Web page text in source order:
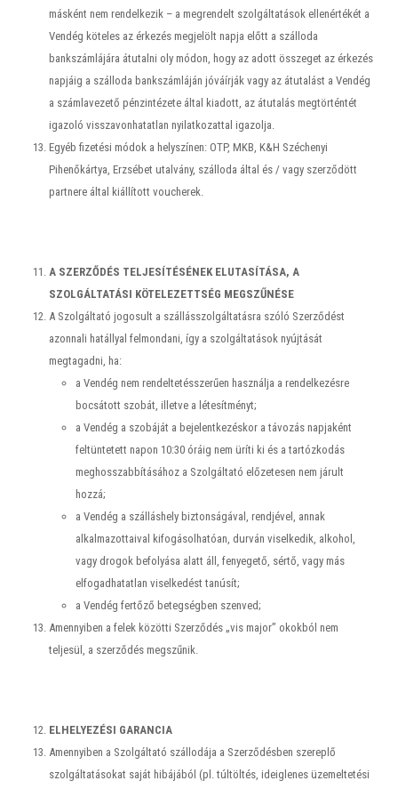
másként nem rendelkezik – a megrendelt szolgáltatások ellenértékét a
Vendég köteles az érkezés megjelölt napja előtt a szálloda
bankszámlájára átutalni oly módon, hogy az adott összeget az érkezés
napjáig a szálloda bankszámláján jóváírják vagy az átutalást a Vendég
a számlavezető pénzintézete által kiadott, az átutalás megtörténtét
igazoló visszavonhatatlan nyilatkozattal igazolja.
Egyéb fizetési módok a helyszínen: OTP, MKB, K&H Széchenyi
Pihenőkártya, Erzsébet utalvány, szálloda által és / vagy szerződött
partnere által kiállított voucherek.
A SZERZŐDÉS TELJESÍTÉSÉNEK ELUTASÍTÁSA, A
SZOLGÁLTATÁSI KÖTELEZETTSÉG MEGSZŰNÉSE
A Szolgáltató jogosult a szállásszolgáltatásra szóló Szerződést
azonnali hatállyal felmondani, így a szolgáltatások nyújtását
megtagadni, ha:
a Vendég nem rendeltetésszerűen használja a rendelkezésre
bocsátott szobát, illetve a létesítményt;
a Vendég a szobáját a bejelentkezéskor a távozás napjaként
feltüntetett napon 10:30 óráig nem üríti ki és a tartózkodás
meghosszabbításához a Szolgáltató előzetesen nem járult
hozzá;
a Vendég a szálláshely biztonságával, rendjével, annak
alkalmazottaival kifogásolhatóan, durván viselkedik, alkohol,
vagy drogok befolyása alatt áll, fenyegető, sértő, vagy más
elfogadhatatlan viselkedést tanúsít;
a Vendég fertőző betegségben szenved;
Amennyiben a felek közötti Szerződés „vis major” okokból nem
teljesül, a szerződés megszűnik.
ELHELYEZÉSI GARANCIA
Amennyiben a Szolgáltató szállodája a Szerződésben szereplő
szolgáltatásokat saját hibájából (pl. túltöltés, ideiglenes üzemeltetési